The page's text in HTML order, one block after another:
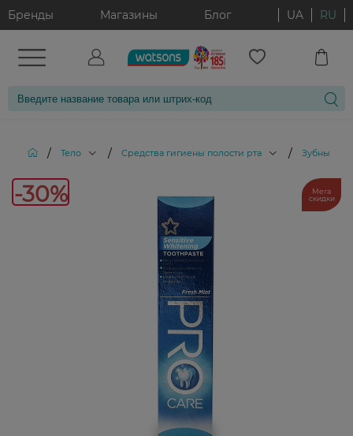
Бренды Магазины Блог UA RU
/ Тело / Средства гигиены полости рта / Зубные
-30%
Мега
скидки
-30%